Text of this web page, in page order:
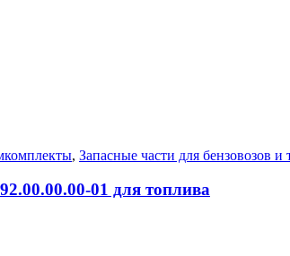
, Запасные части для бензовозов
01 для топлива